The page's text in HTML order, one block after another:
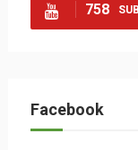
758
Facebook